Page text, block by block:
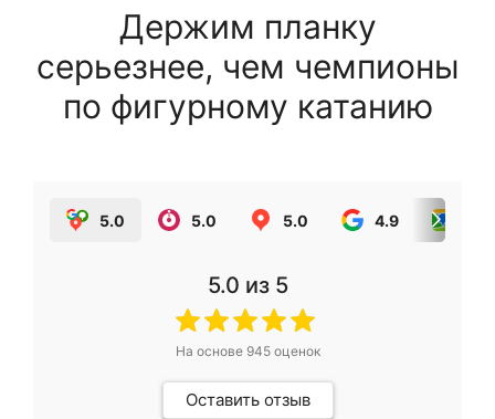
Держим планку
серьезнее, чем чемпионы
по фигурному катанию
5.0 5.0 5.0 4.9
5.0 из 5
На основе 945оценок
Оставить отзыв